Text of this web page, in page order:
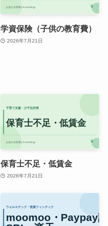
学資保険（子供の教育費）
2026年7月21日
保育士不足・低賃金
2026年7月21日